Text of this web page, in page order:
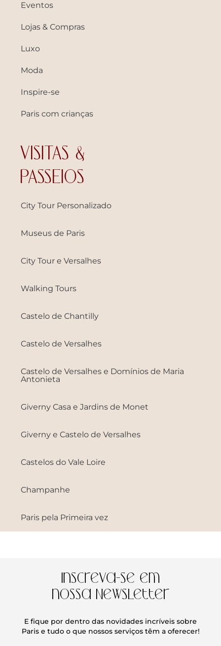
Eventos
Lojas & Compras
Luxo
Moda
Inspire-se
Paris com crianças
VISITAS &
PASSEIOS
City Tour Personalizado
Museus de Paris
City Tour e Versalhes
Walking Tours
Castelo de Chantilly
Castelo de Versalhes
Castelo de Versalhes e Domínios de Maria
Antonieta
Giverny Casa e Jardins de Monet
Giverny e Castelo de Versalhes
Castelos do Vale Loire
Champanhe
Paris pela Primeira vez
Inscreva-se em
nossa Newsletter
E fique por dentro das novidades incríveis sobre
Paris e tudo o que nossos serviços têm a oferecer!